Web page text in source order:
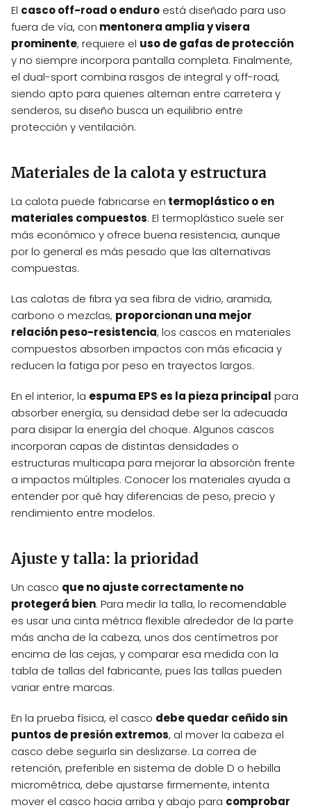
El casco off-road o enduro está diseñado para uso
fuera de vía, con mentonera amplia y visera
prominente, requiere el uso de gafas de protección
y no siempre incorpora pantalla completa. Finalmente,
el dual-sport combina rasgos de integral y off-road,
siendo apto para quienes alternan entre carretera y
senderos, su diseño busca un equilibrio entre
protección y ventilación.
Materiales de la calota y estructura
La calota puede fabricarse en termoplástico o en
materiales compuestos. El termoplástico suele ser
más económico y ofrece buena resistencia, aunque
por lo general es más pesado que las alternativas
compuestas.
Las calotas de fibra ya sea fibra de vidrio, aramida,
carbono o mezclas, proporcionan una mejor
relación peso-resistencia, los cascos en materiales
compuestos absorben impactos con más eficacia y
reducen la fatiga por peso en trayectos largos.
En el interior, la espuma EPS es la pieza principal para
absorber energía, su densidad debe ser la adecuada
para disipar la energía del choque. Algunos cascos
incorporan capas de distintas densidades o
estructuras multicapa para mejorar la absorción frente
a impactos múltiples. Conocer los materiales ayuda a
entender por qué hay diferencias de peso, precio y
rendimiento entre modelos.
Ajuste y talla: la prioridad
Un casco que no ajuste correctamente no
protegerá bien. Para medir la talla, lo recomendable
es usar una cinta métrica flexible alrededor de la parte
más ancha de la cabeza, unos dos centímetros por
encima de las cejas, y comparar esa medida con la
tabla de tallas del fabricante, pues las tallas pueden
variar entre marcas.
En la prueba física, el casco debe quedar ceñido sin
puntos de presión extremos, al mover la cabeza el
casco debe seguirla sin deslizarse. La correa de
retención, preferible en sistema de doble D o hebilla
micrométrica, debe ajustarse firmemente, intenta
mover el casco hacia arriba y abajo para comprobar